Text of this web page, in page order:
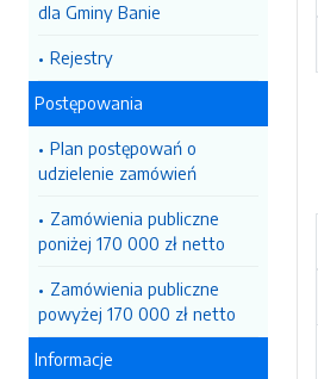
dla Gminy Banie
Rejestry
Postępowania
Plan postępowań o
udzielenie zamówień
Zamówienia publiczne
poniżej 170 000 zł netto
Zamówienia publiczne
powyżej 170 000 zł netto
Informacje